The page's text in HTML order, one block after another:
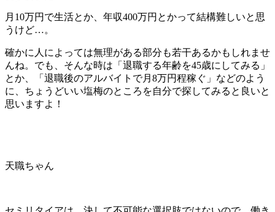
月10万円で生活とか、年収400万円とかって結構難しいと思
うけど…。
確かに人によっては無理がある部分も若干あるかもしれませ
んね。でも、そんな時は 「退職する年齢を45歳にしてみる」
とか、
「退職後のアルバイトで月8万円程稼ぐ」 などのよう
に、ちょうどいい塩梅のところを自分で探してみると良いと
思いますよ！
天職ちゃん